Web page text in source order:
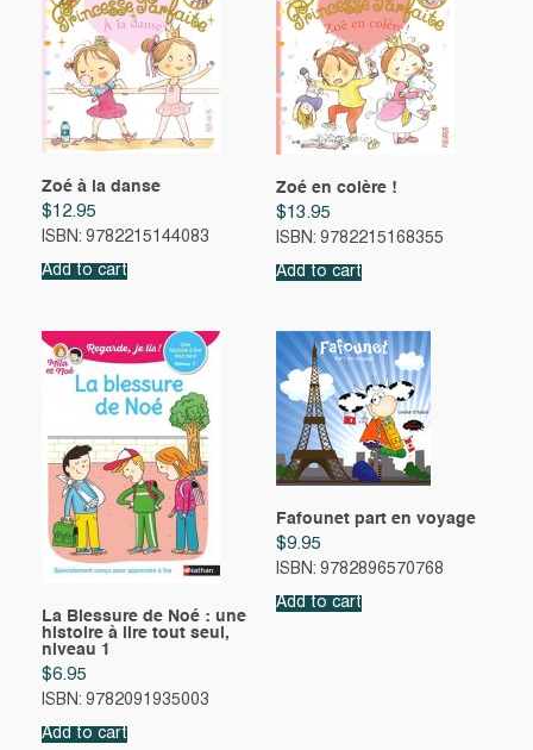
Zoé à la danse
$12.95
ISBN: 9782215144083
Add to cart
Zoé en colère !
$13.95
ISBN: 9782215168355
Add to cart
La Blessure de Noé : une
histoire à lire tout seul,
niveau 1
$6.95
ISBN: 9782091935003
Add to cart
Fafounet part en voyage
$9.95
ISBN: 9782896570768
Add to cart